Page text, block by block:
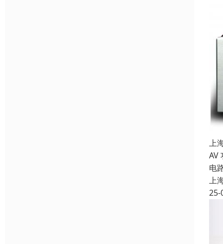
上
AV
电
上
25-